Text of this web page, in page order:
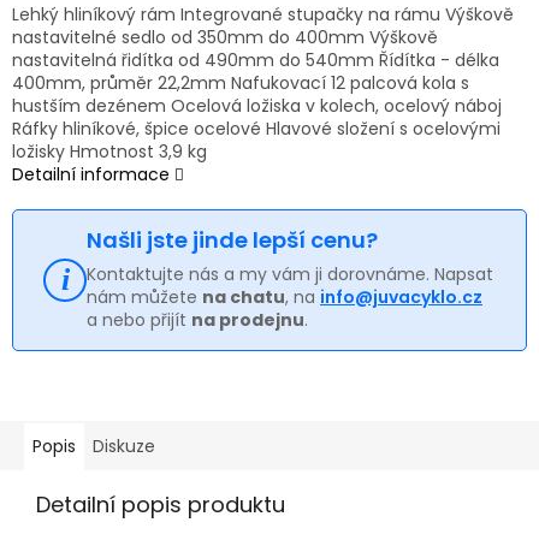
Lehký hliníkový rám Integrované stupačky na rámu Výškově
nastavitelné sedlo od 350mm do 400mm Výškově
nastavitelná řidítka od 490mm do 540mm Řídítka - délka
400mm, průměr 22,2mm Nafukovací 12 palcová kola s
hustším dezénem Ocelová ložiska v kolech, ocelový náboj
Ráfky hliníkové, špice ocelové Hlavové složení s ocelovými
ložisky Hmotnost 3,9 kg
Detailní informace
Našli jste jinde lepší cenu?
Kontaktujte nás a my vám ji dorovnáme. Napsat
nám můžete na chatu, na info@juvacyklo.cz
a nebo přijít na prodejnu.
Popis Diskuze
Detailní popis produktu